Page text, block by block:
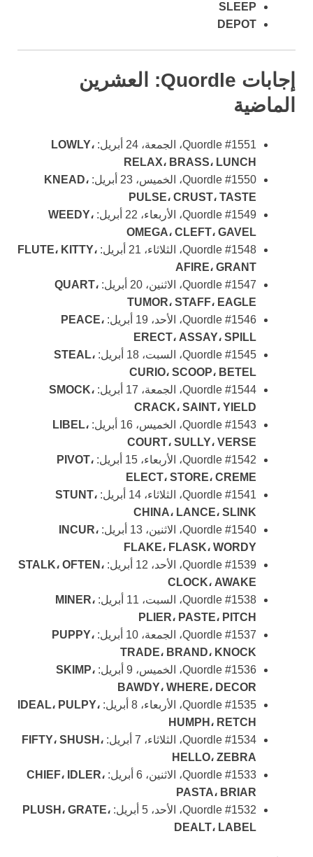
SLEEP
DEPOT
إجابات Quordle: العشرين
الماضية
Quordle #1551، الجمعة، 24 أبريل:
LOWLY،
RELAX، BRASS، LUNCH
Quordle #1550، الخميس، 23 أبريل:
KNEAD،
PULSE، CRUST، TASTE
Quordle #1549، الأربعاء، 22 أبريل:
WEEDY،
OMEGA، CLEFT، GAVEL
Quordle #1548، الثلاثاء، 21 أبريل:
FLUTE، KITTY،
AFIRE، GRANT
Quordle #1547، الاثنين، 20 أبريل:
QUART،
TUMOR، STAFF، EAGLE
Quordle #1546، الأحد، 19 أبريل:
PEACE،
ERECT، ASSAY، SPILL
Quordle #1545، السبت، 18 أبريل:
STEAL،
CURIO، SCOOP، BETEL
Quordle #1544، الجمعة، 17 أبريل:
SMOCK،
CRACK، SAINT، YIELD
Quordle #1543، الخميس، 16 أبريل:
LIBEL،
COURT، SULLY، VERSE
Quordle #1542، الأربعاء، 15 أبريل:
PIVOT،
ELECT، STORE، CREME
Quordle #1541، الثلاثاء، 14 أبريل:
STUNT،
CHINA، LANCE، SLINK
Quordle #1540، الاثنين، 13 أبريل:
INCUR،
FLAKE، FLASK، WORDY
Quordle #1539، الأحد، 12 أبريل:
STALK، OFTEN،
CLOCK، AWAKE
Quordle #1538، السبت، 11 أبريل:
MINER،
PLIER، PASTE، PITCH
Quordle #1537، الجمعة، 10 أبريل:
PUPPY،
TRADE، BRAND، KNOCK
Quordle #1536، الخميس، 9 أبريل:
SKIMP،
BAWDY، WHERE، DECOR
Quordle #1535، الأربعاء، 8 أبريل:
IDEAL، PULPY،
HUMPH، RETCH
Quordle #1534، الثلاثاء، 7 أبريل:
FIFTY، SHUSH،
HELLO، ZEBRA
Quordle #1533، الاثنين، 6 أبريل:
CHIEF، IDLER،
PASTA، BRIAR
Quordle #1532، الأحد، 5 أبريل:
PLUSH، GRATE،
DEALT، LABEL